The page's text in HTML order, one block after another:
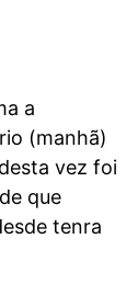
a
(manhã)
vez foi
que
tenra